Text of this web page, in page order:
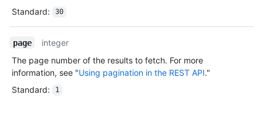
Standard: 30
page
integer
The page number of the results to fetch. For more
information, see "Using pagination in the REST API."
Standard: 1